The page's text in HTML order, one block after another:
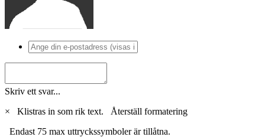
Skriv ett svar...
×
Klistras in som rik text. Återställ formatering
Endast 75 max uttryckssymboler är tillåtna.